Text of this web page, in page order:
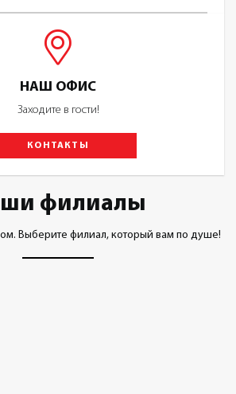
НАШ ОФИС
Заходите в гости!
КОНТАКТЫ
филиалы
Выберите филиал, который вам по душе!